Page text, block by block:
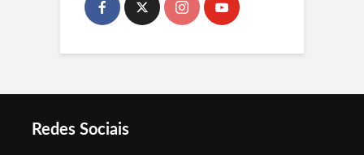
Redes Sociais